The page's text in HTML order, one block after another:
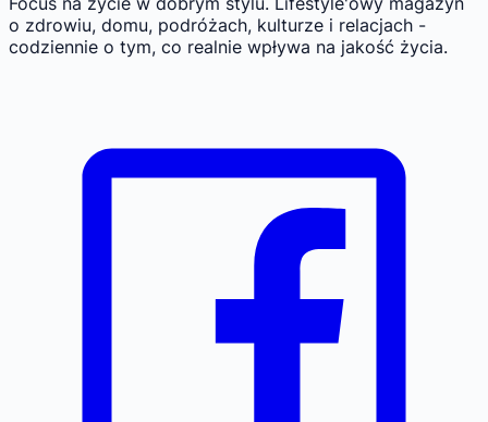
o zdrowiu, domu, podróżach, kulturze i relacjach -
codziennie o tym, co realnie wpływa na jakość życia.